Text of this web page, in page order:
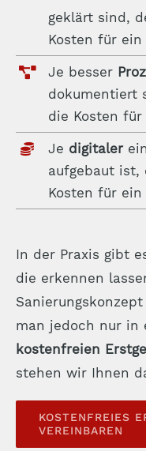
geklärt sind,
Kosten für
Je besser
dokumentiert
die Kosten
Je digitaler
aufgebaut ist,
Kosten für
In der Praxis gibt
die erkennen
man jedoch nur in
kostenfreien
stehen wir Ihnen
KOSTENFREIES
VEREINBAREN